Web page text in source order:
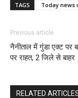
TAGS Today news
Previous article
नैनीताल में गुंडा एक्ट पर
पर राहत, 2 जिले से बाहर
RELATED